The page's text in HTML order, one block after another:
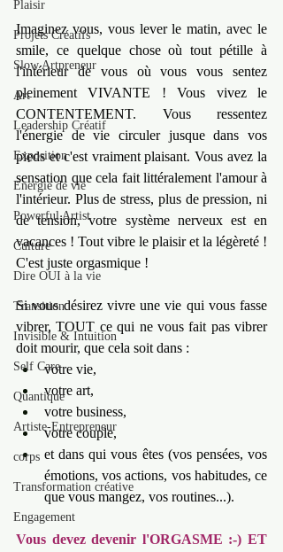
Plaisir
Projets Créatifs
Slow Artpreneur
Art
Leadership Créatif
Exposition
Energie de vie
Powerful Artist
Culture
Dire OUI à la vie
Transition
Invisible & Intuition
Self Care
Quantique
Artiste-Entrepreneur
corps
Transformation créative
Engagement
Imaginez vous, vous lever le matin, avec le
smile, ce quelque chose où tout pétille à
l'intérieur de vous où vous vous sentez
pleinement VIVANTE ! Vous vivez le
CONTENTEMENT. Vous ressentez
l'énergie de vie circuler jusque dans vos
pieds et c'est vraiment plaisant. Vous avez la
sensation que cela fait littéralement l'amour à
l'intérieur. Plus de stress, plus de pression, ni
de tension, votre système nerveux est en
vacances ! Tout vibre le plaisir et la légèreté !
C'est juste orgasmique !
Si vous désirez vivre une vie qui vous fasse
vibrer, TOUT ce qui ne vous fait pas vibrer
doit mourir, que cela soit dans :
votre vie,
votre art,
votre business,
votre couple,
et dans qui vous êtes (vos pensées, vos
émotions, vos actions, vos habitudes, ce
que vous mangez, vos routines...).
Vous devez devenir l'ORGASME :-) ET